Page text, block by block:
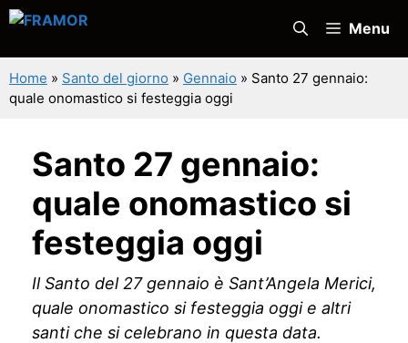
Vai
contenuto
Menu
Home » Santo del giorno » Gennaio » Santo 27 gennaio:
quale onomastico si festeggia oggi
Santo 27 gennaio:
quale onomastico si
festeggia oggi
Il Santo del 27 gennaio è Sant’Angela Merici,
quale onomastico si festeggia oggi e altri
santi che si celebrano in questa data.